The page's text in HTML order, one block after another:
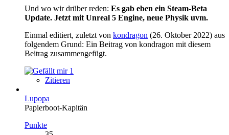
Und wo wir drüber reden: Es gab eben ein Steam-Beta
Update. Jetzt mit Unreal 5 Engine, neue Physik uvm.
Einmal editiert, zuletzt von kondragon (26. Oktober 2022) aus
folgendem Grund: Ein Beitrag von kondragon mit diesem
Beitrag zusammengefügt.
1
Zitieren
Lupopa
Papierboot-Kapitän
Punkte